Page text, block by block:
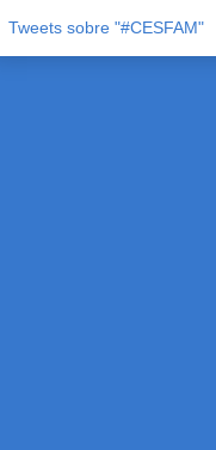
Tweets sobre "#CESFAM"